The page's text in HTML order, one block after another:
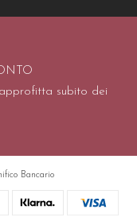
subito dei
Bancario